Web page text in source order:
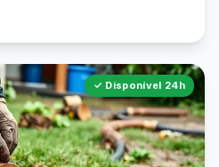
✓ Disponível 24h